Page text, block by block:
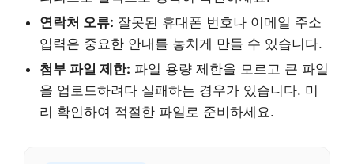
연락처 오류: 잘못된 휴대폰 번호나 이메일 주소
입력은 중요한 안내를 놓치게 만들 수 있습니다.
첨부 파일 제한: 파일 용량 제한을 모르고 큰 파일
을 업로드하려다 실패하는 경우가 있습니다. 미
리 확인하여 적절한 파일로 준비하세요.